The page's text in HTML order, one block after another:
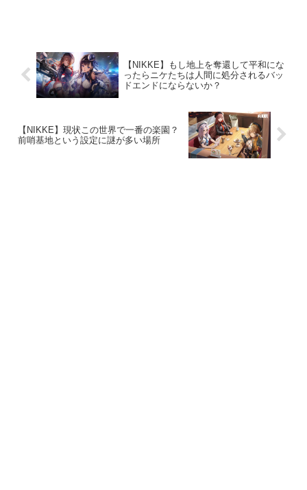
【NIKKE】もし地上を奪還して平和にな
ったらニケたちは人間に処分されるバッ
ドエンドにならないか？
【NIKKE】現状この世界で一番の楽園？
前哨基地という設定に謎が多い場所